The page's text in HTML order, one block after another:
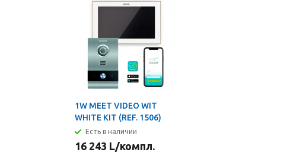
1W MEET VIDEO WIT
WHITE KIT (REF. 1506)
Есть в наличии
16 243 L/компл.